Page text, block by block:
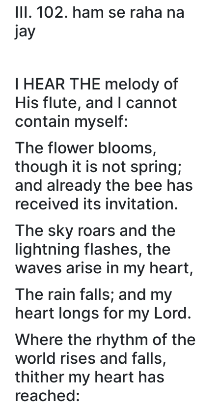
III. 102. ham se raha na
jay
I HEAR THE melody of
His flute, and I cannot
contain myself:
The flower blooms,
though it is not spring;
and already the bee has
received its invitation.
The sky roars and the
lightning flashes, the
waves arise in my heart,
The rain falls; and my
heart longs for my Lord.
Where the rhythm of the
world rises and falls,
thither my heart has
reached: